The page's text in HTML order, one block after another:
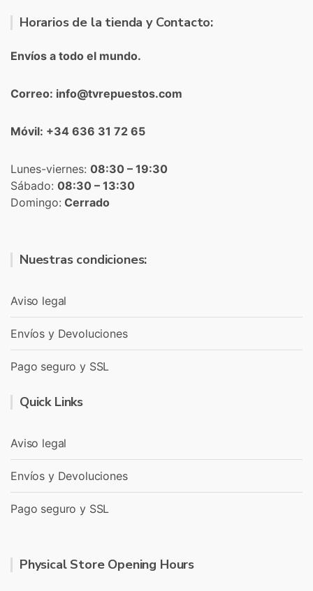
Horarios de la tienda y Contacto:
Envíos a todo el mundo.
Correo: info@tvrepuestos.com
Móvil: +34 636 31 72 65
Lunes-viernes: 08:30 – 19:30
Sábado: 08:30 – 13:30
Domingo: Cerrado
Nuestras condiciones:
Aviso legal
Envíos y Devoluciones
Pago seguro y SSL
Quick Links
Aviso legal
Envíos y Devoluciones
Pago seguro y SSL
Physical Store Opening Hours